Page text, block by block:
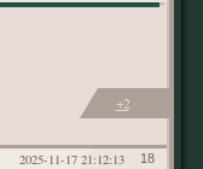
+2
18
2025-11-17 21:12:13